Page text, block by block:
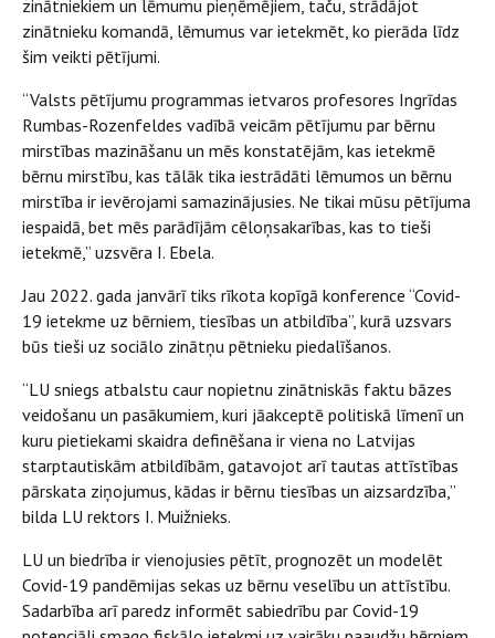
zinātniekiem un lēmumu pieņēmējiem, taču, strādājot
zinātnieku komandā, lēmumus var ietekmēt, ko pierāda līdz
šim veikti pētījumi.
“Valsts pētījumu programmas ietvaros profesores Ingrīdas
Rumbas-Rozenfeldes vadībā veicām pētījumu par bērnu
mirstības mazināšanu un mēs konstatējām, kas ietekmē
bērnu mirstību, kas tālāk tika iestrādāti lēmumos un bērnu
mirstība ir ievērojami samazinājusies. Ne tikai mūsu pētījuma
iespaidā, bet mēs parādījām cēloņsakarības, kas to tieši
ietekmē,” uzsvēra I. Ebela.
Jau 2022. gada janvārī tiks rīkota kopīgā konference “Covid-
19 ietekme uz bērniem, tiesības un atbildība”, kurā uzsvars
būs tieši uz sociālo zinātņu pētnieku piedalīšanos.
“LU sniegs atbalstu caur nopietnu zinātniskās faktu bāzes
veidošanu un pasākumiem, kuri jāakceptē politiskā līmenī un
kuru pietiekami skaidra definēšana ir viena no Latvijas
starptautiskām atbildībām, gatavojot arī tautas attīstības
pārskata ziņojumus, kādas ir bērnu tiesības un aizsardzība,”
bilda LU rektors I. Muižnieks.
LU un biedrība ir vienojusies pētīt, prognozēt un modelēt
Covid-19 pandēmijas sekas uz bērnu veselību un attīstību.
Sadarbība arī paredz informēt sabiedrību par Covid-19